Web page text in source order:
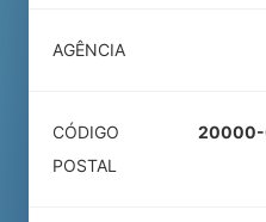
AGÊNCIA
CÓDIGO
POSTAL